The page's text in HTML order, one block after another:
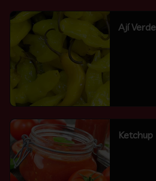
Ají Verde
Ketchup